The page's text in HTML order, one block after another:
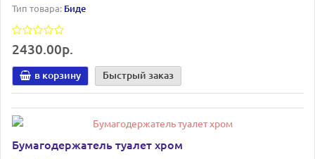
Тип товара: Биде
2430.00р.
в корзину Быстрый заказ
Бумагодержатель туалет хром